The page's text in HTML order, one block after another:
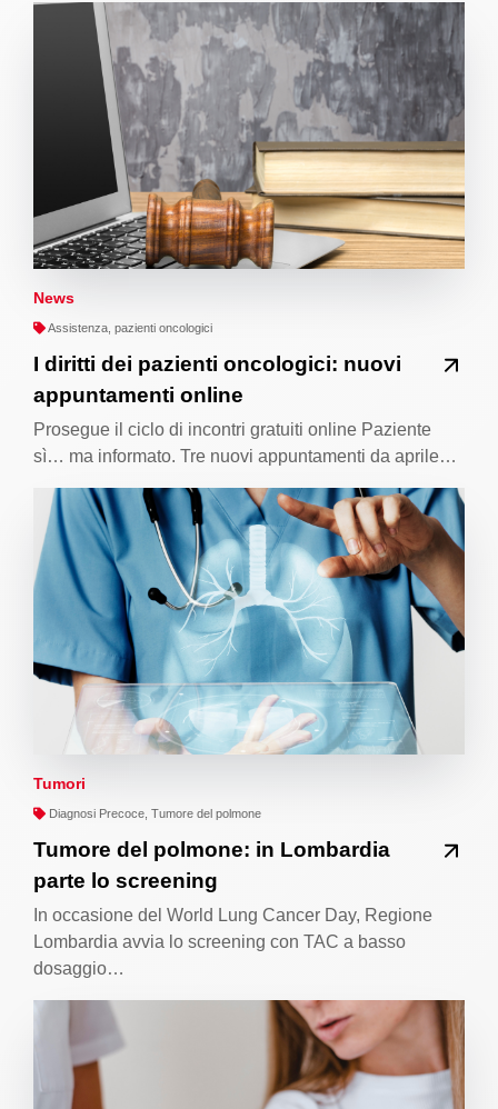
News
Assistenza, pazienti oncologici
I diritti dei pazienti oncologici: nuovi
appuntamenti online
Prosegue il ciclo di incontri gratuiti online Paziente
sì… ma informato. Tre nuovi appuntamenti da aprile…
Tumori
Diagnosi Precoce, Tumore del polmone
Tumore del polmone: in Lombardia
parte lo screening
In occasione del World Lung Cancer Day, Regione
Lombardia avvia lo screening con TAC a basso
dosaggio…